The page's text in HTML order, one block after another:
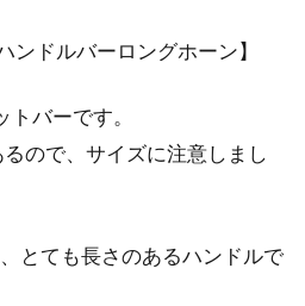
ンドルバーロングホーン】
バーです。
ので、サイズに注意しまし
とても長さのあるハンドルで